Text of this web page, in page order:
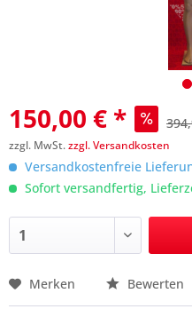
150,00 € *
zzgl. MwSt.zzgl. Versandkosten
Versandkostenfreie
Sofort versandfertig,
Preis anfragen
Merken Bewerten